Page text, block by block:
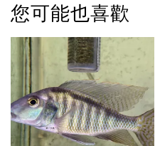
您可能也喜歡